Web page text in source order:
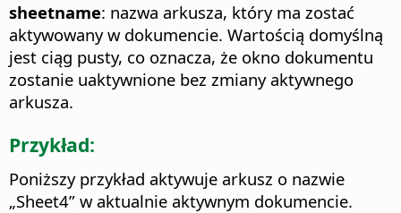
sheetname: nazwa arkusza, który ma zostać
aktywowany w dokumencie. Wartością domyślną
jest ciąg pusty, co oznacza, że okno dokumentu
zostanie uaktywnione bez zmiany aktywnego
arkusza.
Przykład:
Poniższy przykład aktywuje arkusz o nazwie
„Sheet4” w aktualnie aktywnym dokumencie.